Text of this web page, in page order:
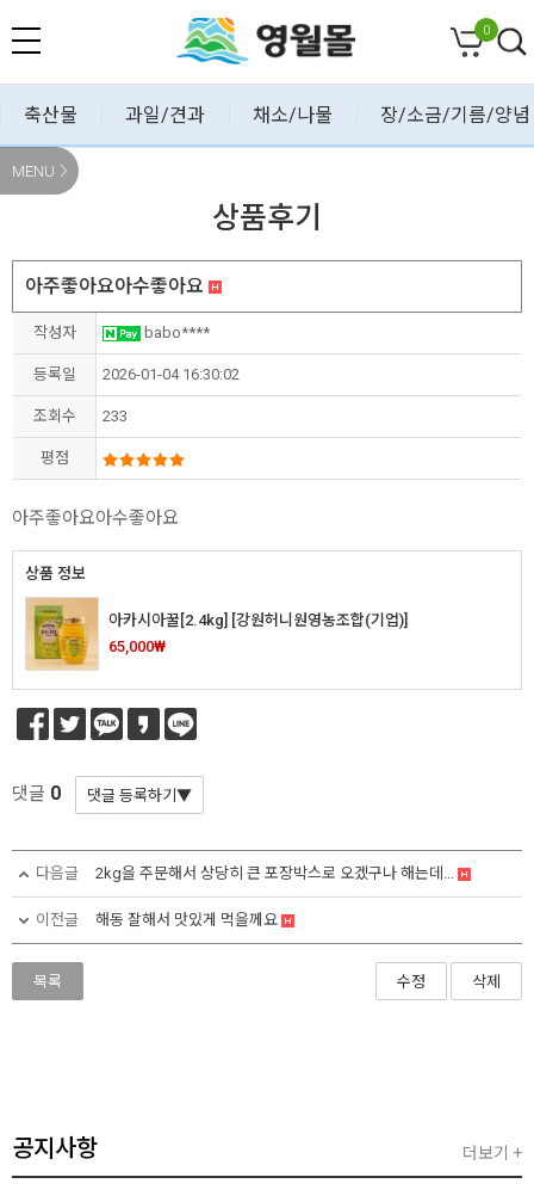
0
축산물 과일/견과 채소/나물 장/소금/기름/양념
MENU
상품후기
아주좋아요아수좋아요
작성자 babo****
등록일 2026-01-04 16:30:02
조회수 233
평점
아주좋아요아수좋아요
상품 정보
아카시아꿀[2.4kg] [강원허니원영농조합(기업)]
65,000₩
댓글 0
다음글 2kg을 주문해서 상당히 큰 포장박스로 오겠구나 해는데...
이전글 해동 잘해서 맛있게 먹을께요
목록 수정 삭제
공지사항 더보기 +